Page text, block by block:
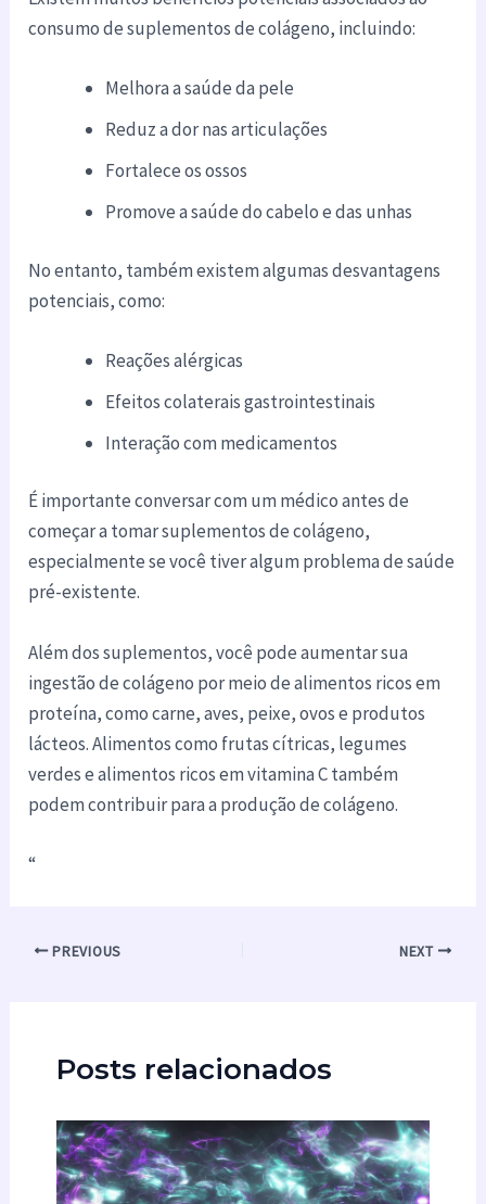
consumo de suplementos de colágeno, incluindo:
Melhora a saúde da pele
Reduz a dor nas articulações
Fortalece os ossos
Promove a saúde do cabelo e das unhas
No entanto, também existem algumas desvantagens
potenciais, como:
Reações alérgicas
Efeitos colaterais gastrointestinais
Interação com medicamentos
É importante conversar com um médico antes de
começar a tomar suplementos de colágeno,
especialmente se você tiver algum problema de saúde
pré-existente.
Além dos suplementos, você pode aumentar sua
ingestão de colágeno por meio de alimentos ricos em
proteína, como carne, aves, peixe, ovos e produtos
lácteos. Alimentos como frutas cítricas, legumes
verdes e alimentos ricos em vitamina C também
podem contribuir para a produção de colágeno.
“
PREVIOUS NEXT
Posts relacionados